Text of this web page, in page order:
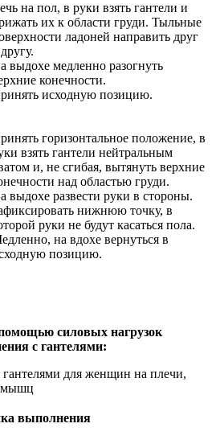
на пол, в руки взять гантели и
их к области груди. Тыльные
ладоней направить друг
выдохе медленно разогнуть
конечности.
исходную позицию.
горизонтальное положение, в
взять гантели нейтральным
и, не сгибая, вытянуть верхние
над областью груди.
выдохе развести руки в стороны.
нижнюю точку, в
руки не будут касаться пола.
на вдохе вернуться в
позицию.
силовых нагрузок
с гантелями:
выполнения